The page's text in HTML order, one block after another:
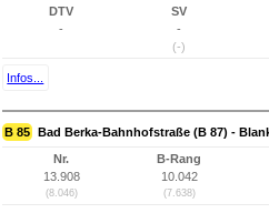
DTV
-
SV
-
(-)
Infos...
B 85 Bad Berka-Bahnhofstraße (B 87) -
Nr.
13.908
(8.046)
B-Rang
10.042
(7.638)